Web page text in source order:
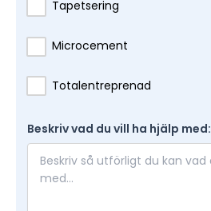
Tapetsering
Microcement
Totalentreprenad
Beskriv vad du vill ha hjälp med: